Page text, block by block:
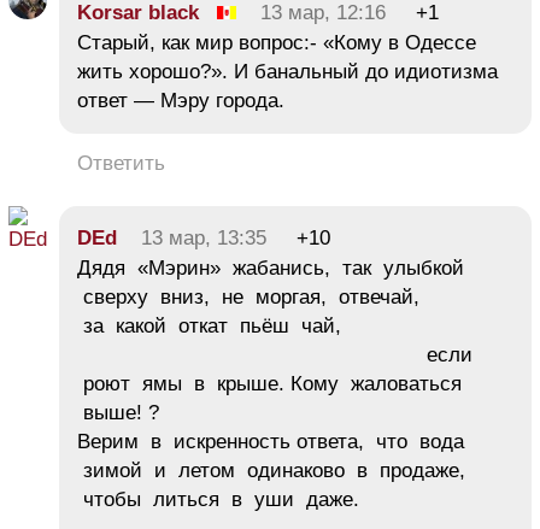
Korsar black 13 мар, 12:16
+1
Старый, как мир вопрос:- «Кому в Одессе
жить хорошо?». И банальный до идиотизма
ответ — Мэру города.
Ответить
DEd 13 мар, 13:35
+10
Дядя «Мэрин» жабанись, так улыбкой
сверху вниз, не моргая, отвечай,
за какой откат пьёш чай,
если
роют ямы в крыше. Кому жаловаться
выше! ?
Верим в искренность ответа, что вода
зимой и летом одинаково в продаже,
чтобы литься в уши даже.